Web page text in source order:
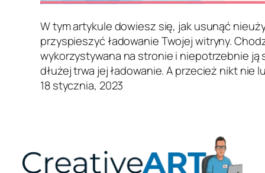
W tym artykule dowiesz się, jak usunąć
przyspieszyć ładowanie Twojej witryny.
wykorzystywana na stronie i niepotrzebnie
dłużej trwa jej ładowanie. A przecież nikt nie
18 stycznia, 2023